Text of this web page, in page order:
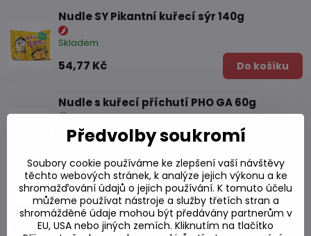
Nudle SY Pikantní kuřecí sýr 140g
Skladem
54,77 Kč Do košíku
Nudle s kuřecí příchutí PHO GA 60g
Skladem
Carbo PakuPaku 140g ostrých nudlí
Skladem
Předvolby soukromí
Soubory cookie používáme ke zlepšení vaší návštěvy
těchto webových stránek, k analýze jejich výkonu a ke
shromažďování údajů o jejich používání. K tomuto účelu
můžeme používat nástroje a služby třetích stran a
shromážděné údaje mohou být předávány partnerům v
EU, USA nebo jiných zemích. Kliknutím na tlačítko